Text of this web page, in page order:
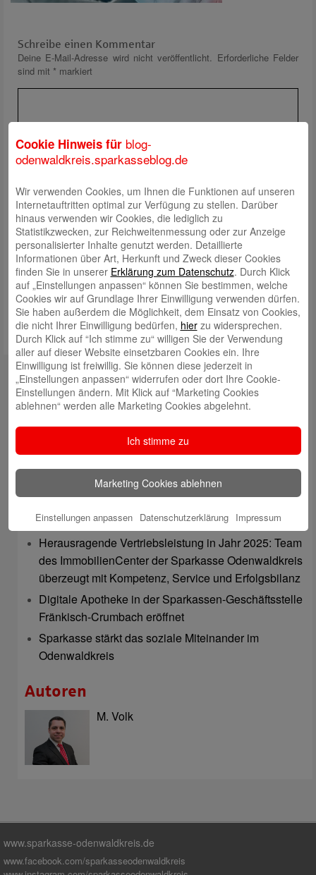
Schreibe einen Kommentar
Deine E-Mail-Adresse wird nicht veröffentlicht. Erforderliche Felder
sind mit * markiert
Name*
E-Mail *
Website
Meinen Namen, meine E-Mail-Adresse und meine Website in
diesem Browser für die nächste Kommentierung speichern.
Kontakt
mail@sparkasse-odenwaldkreis.de
Auch per WhatsApp erreichbar!
Neueste Beiträge
Sparkassen Kino Open-Air-Sommer 2026 startet
Öffnungszeiten der Sparkasse zum Wiesenmarkt
Herausragende Vertriebsleistung in Jahr 2025: Team
des ImmobilienCenter der Sparkasse Odenwaldkreis
überzeugt mit Kompetenz, Service und Erfolgsbilanz
Digitale Apotheke in der Sparkassen-Geschäftsstelle
Fränkisch-Crumbach eröffnet
Sparkasse stärkt das soziale Miteinander im
Odenwaldkreis
Autoren
M. Volk
www.sparkasse-odenwaldkreis.de
www.facebook.com/sparkasseodenwaldkreis
Cookie Hinweis für blog-
odenwaldkreis.sparkasseblog.de
Wir verwenden Cookies, um Ihnen die Funktionen auf unseren
Internetauftritten optimal zur Verfügung zu stellen. Darüber
hinaus verwenden wir Cookies, die lediglich zu
Statistikzwecken, zur Reichweitenmessung oder zur Anzeige
personalisierter Inhalte genutzt werden. Detaillierte
Informationen über Art, Herkunft und Zweck dieser Cookies
finden Sie in unserer Erklärung zum Datenschutz. Durch Klick
auf „Einstellungen anpassen“ können Sie bestimmen, welche
Cookies wir auf Grundlage Ihrer Einwilligung verwenden dürfen.
Sie haben außerdem die Möglichkeit, dem Einsatz von Cookies,
die nicht Ihrer Einwilligung bedürfen, hierzu widersprechen.
Durch Klick auf “Ich stimme zu“ willigen Sie der Verwendung
aller auf dieser Website einsetzbaren Cookies ein. Ihre
Einwilligung ist freiwillig. Sie können diese jederzeit in
„Einstellungen anpassen“ widerrufen oder dort Ihre Cookie-
Einstellungen ändern. Mit Klick auf “Marketing Cookies
ablehnen“ werden alle Marketing Cookies abgelehnt.
Ich stimme zu
Marketing Cookies ablehnen
Einstellungen anpassen Datenschutzerklärung Impressum